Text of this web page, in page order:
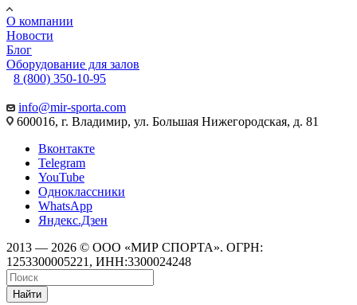
О компании
Новости
Блог
Оборудование для залов
8 (800) 350-10-95
info@mir-sporta.com
600016, г. Владимир, ул. Большая Нижегородская, д. 81
Вконтакте
Telegram
YouTube
Одноклассники
WhatsApp
Яндекс.Дзен
2013 — 2026 © ООО «МИР СПОРТА». ОГРН:
1253300005221, ИНН:3300024248
Найти